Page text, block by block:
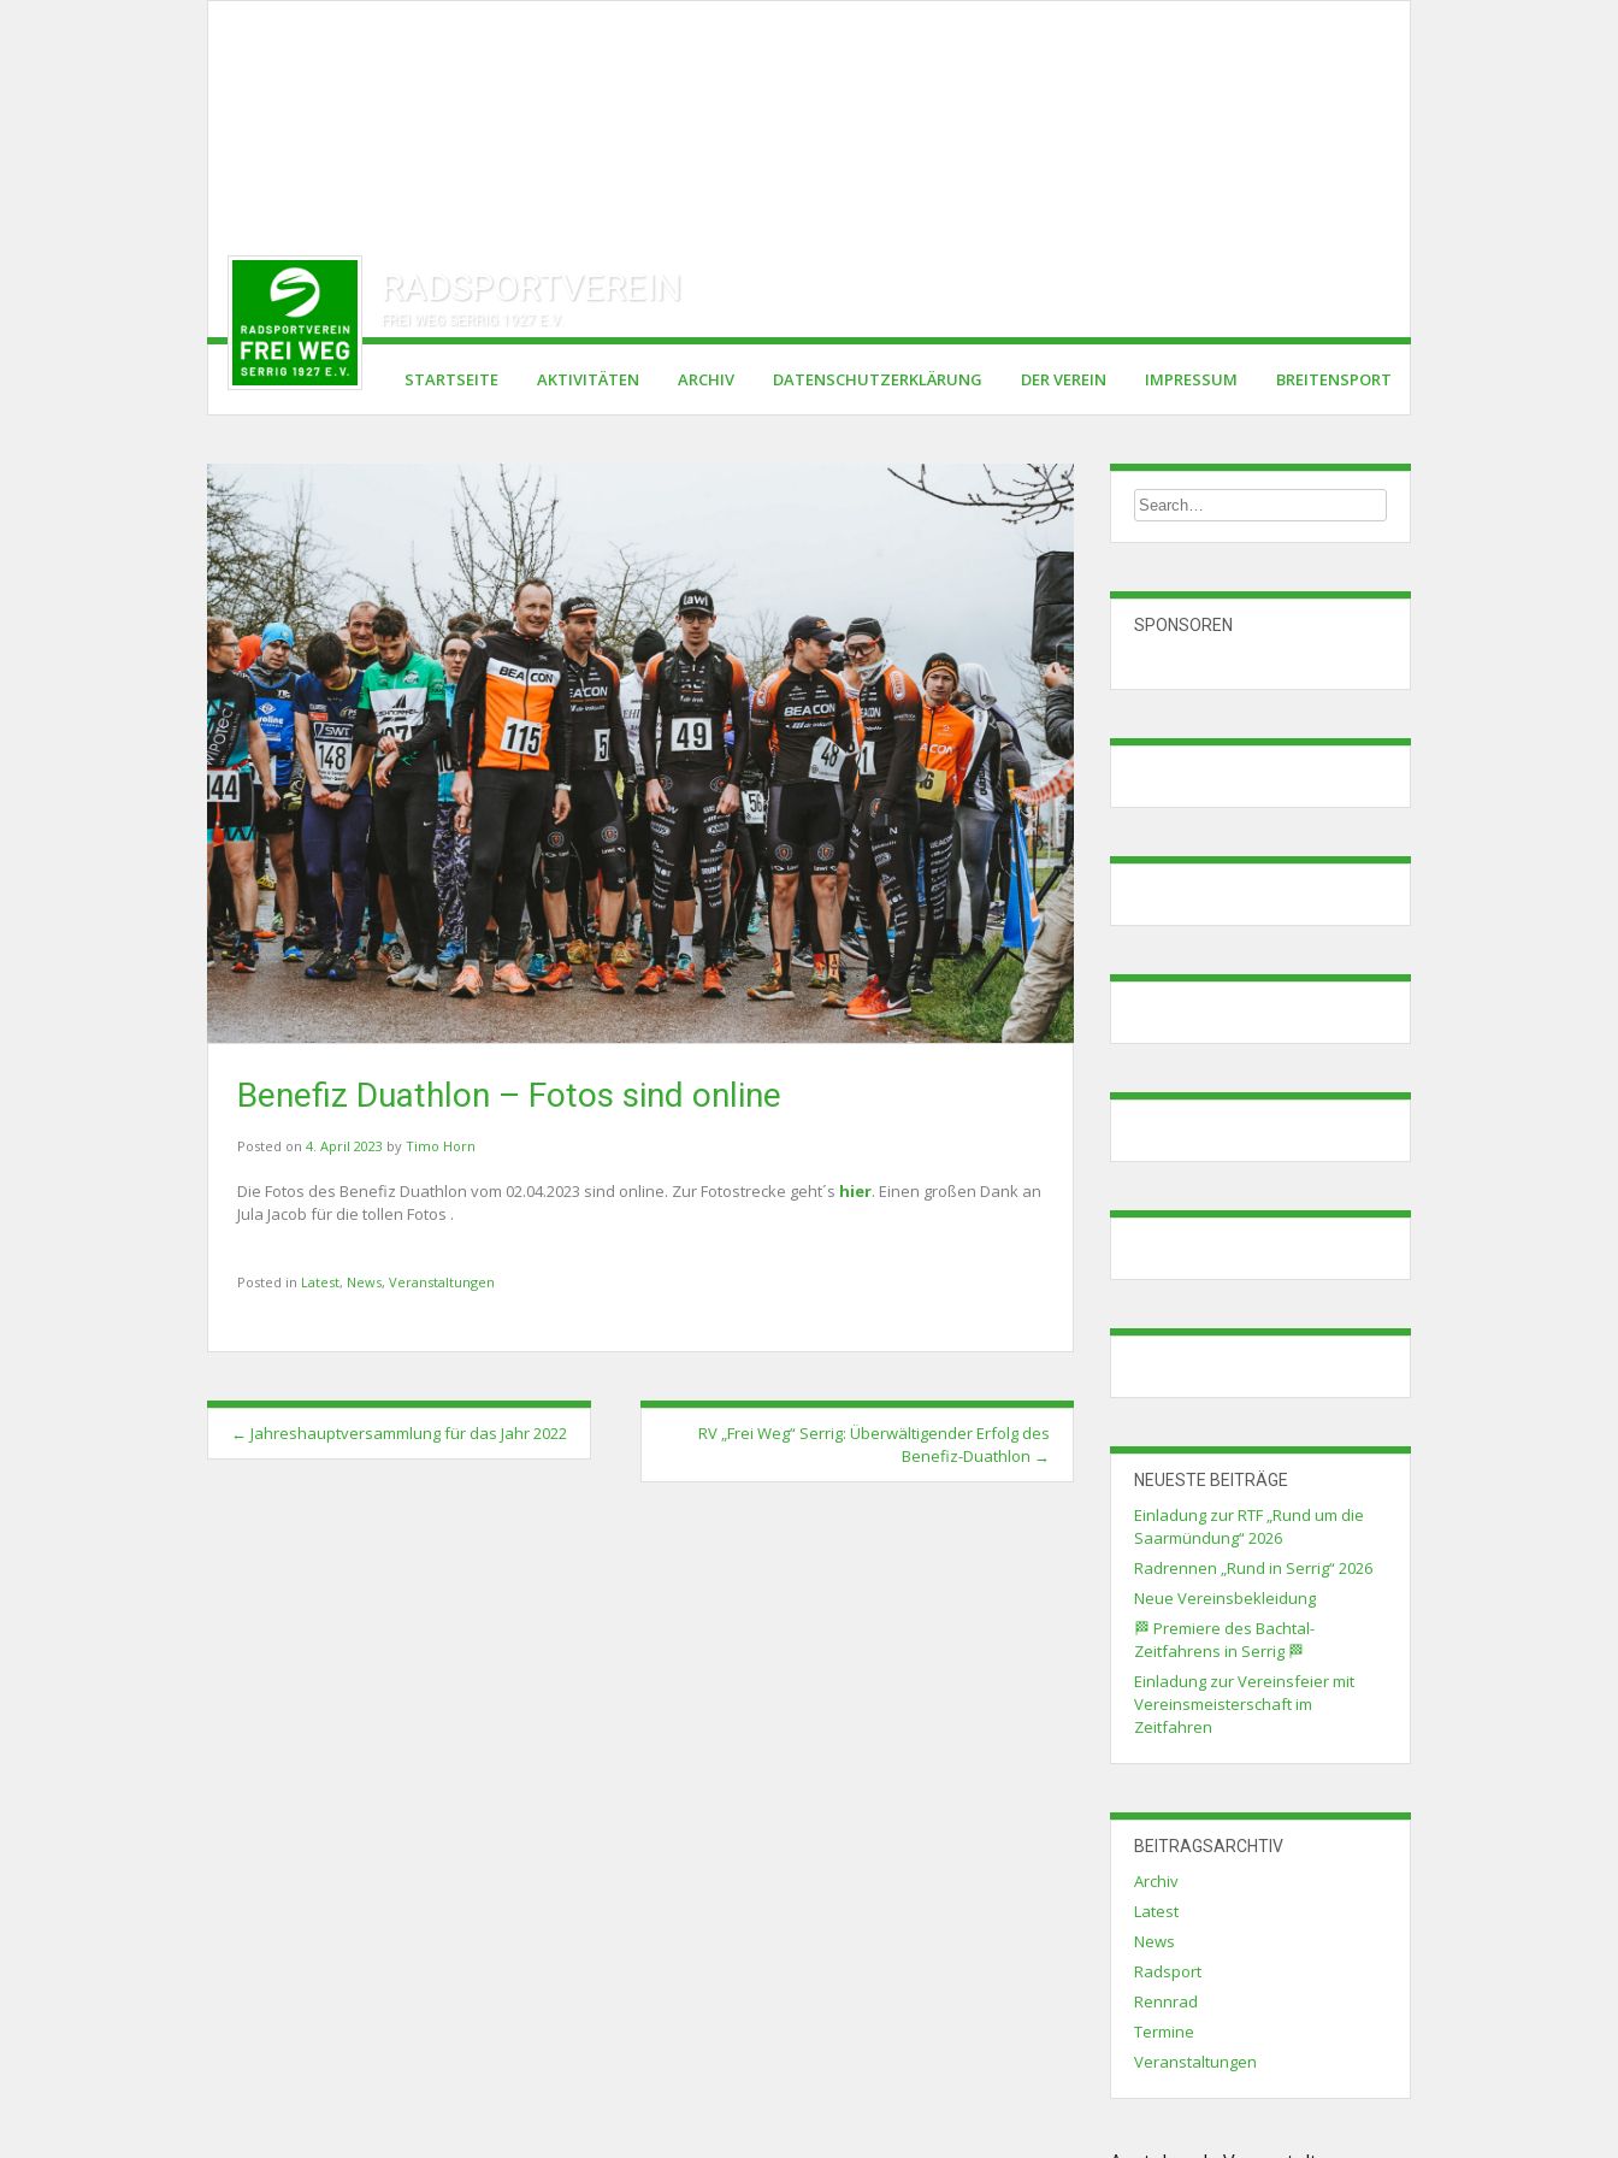
RADSPORTVEREIN
FREI WEG SERRIG 1927 E.V.
STARTSEITE AKTIVITÄTEN ARCHIV DATENSCHUTZERKLÄRUNG DER VEREIN IMPRESSUM BREITENSPORT
Benefiz Duathlon – Fotos sind online
Posted on 4. April 2023 by Timo Horn
Die Fotos des Benefiz Duathlon vom 02.04.2023 sind online. Zur Fotostrecke geht´s hier. Einen großen Dank an
Jula Jacob für die tollen Fotos .
Posted in Latest, News, Veranstaltungen
Post
navigation
← Jahreshauptversammlung für das Jahr 2022
RV „Frei Weg“ Serrig: Überwältigender Erfolg des
Benefiz-Duathlon →
SPONSOREN
NEUESTE BEITRÄGE
Einladung zur RTF „Rund um die
Saarmündung“ 2026
Radrennen „Rund in Serrig“ 2026
Neue Vereinsbekleidung
🏁 Premiere des Bachtal-
Zeitfahrens in Serrig 🏁
Einladung zur Vereinsfeier mit
Vereinsmeisterschaft im
Zeitfahren
BEITRAGSARCHTIV
Archiv
Latest
News
Radsport
Rennrad
Termine
Veranstaltungen